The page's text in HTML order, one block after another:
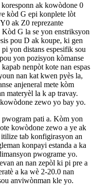
ak kowòdone 0
kòd G epi konplete lòt
ak Z0 reprezante
G la se yon enstriksyon
pou D ak koupe, ki gen
yon distans espesifik sou
yon pozisyon kòmanse
nenpòt kote nan espas
nan kat kwen pyès la,
anjeneral mete kòm
materyèl la k ap travay.
zewo yo bay yo.
pwogram pati a. Kòm yon
kowòdone zewo a ye ak
tab konfigirasyon an
konpayi estanda a ka
pwograme yo.
an nan zepòl ki pi pre a
a ka wè 2-20.0 nan
anviwònman kle yo.